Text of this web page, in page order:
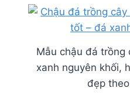
Mẫu chậu đá trồng
xanh nguyên khối,
đẹp